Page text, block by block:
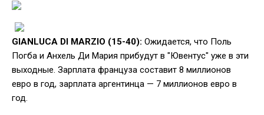
GIANLUCA DI MARZIO (15-40): Ожидается, что Поль
Погба и Анхель Ди Мария прибудут в "Ювентус" уже в эти
выходные. Зарплата француза составит 8 миллионов
евро в год, зарплата аргентинца — 7 миллионов евро в
год.